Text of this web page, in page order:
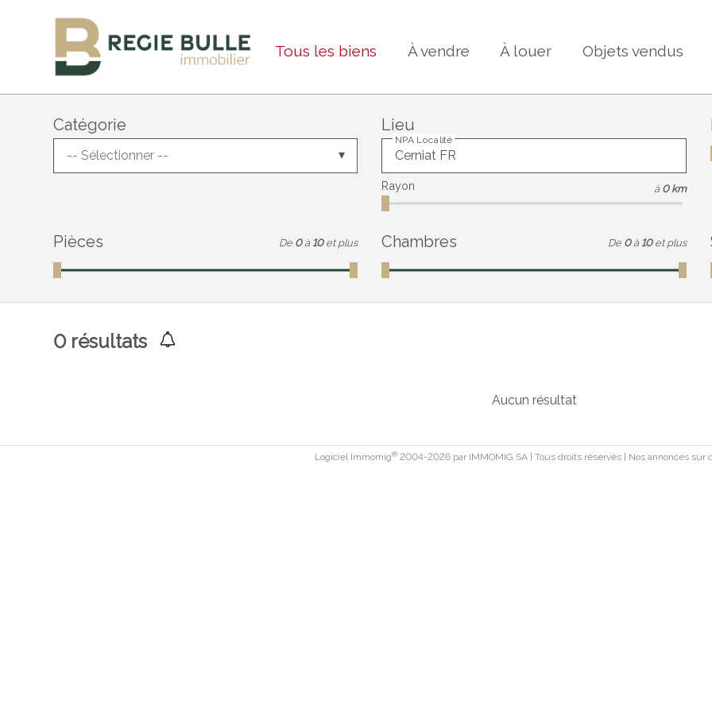
Tous les biens À vendre À louer Objets vendus
Catégorie
-- Sélectionner --
Lieu
NPA Localité
Rayon à 0 km
Pièces De 0 à 10 et plus Chambres De 0 à 10 et plus
0résultats
Aucun résultat
Logiciel Immomig® 2004-2026 par IMMOMIG SA | Tous droits réservés | Nos annonces sur